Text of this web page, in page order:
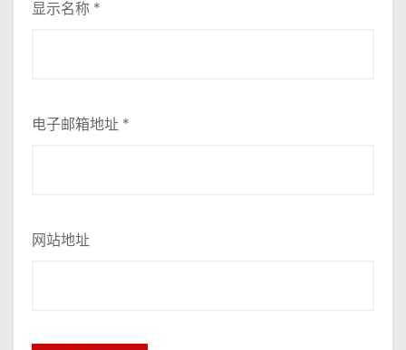
显示名称 *
电子邮箱地址 *
网站地址